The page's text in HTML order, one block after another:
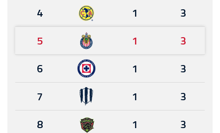
4 1
3
5
1
3
6
1
3
7
1
3
8
1 3